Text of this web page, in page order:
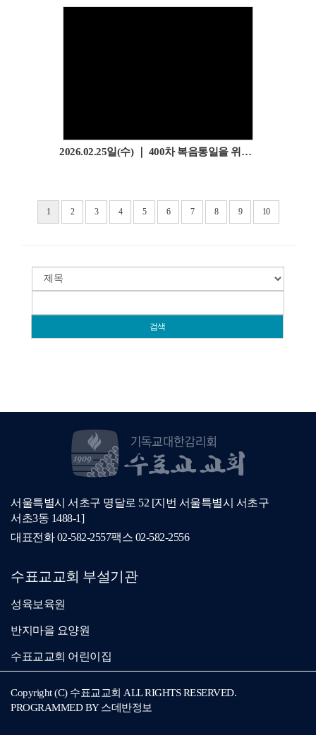
2026.02.25일(수) ｜ 400차 복음통일을 위한 기도회
1 2 3 4 5 6 7 8 9 10
검색
서울특별시 서초구 명달로 52 [지번 서울특별시 서초구
서초3동 1488-1]
대표전화02-582-2557팩스 02-582-2556
수표교교회 부설기관
성육보육원
반지마을 요양원
수표교교회 어린이집
Copyright (C) 수표교교회 ALL RIGHTS RESERVED.
PROGRAMMED BY스데반정보